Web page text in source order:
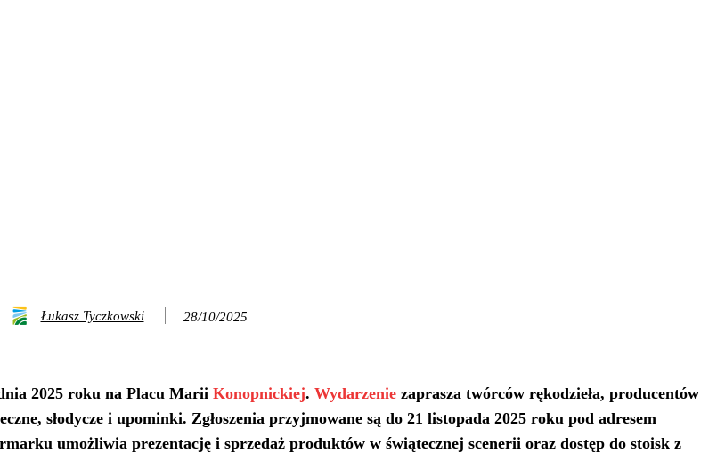
Łukasz Tyczkowski 28/10/2025
2025 roku na Placu Marii Konopnickiej. Wydarzenie zaprasza twórców rękodzieła, producentów
słodycze i upominki. Zgłoszenia przyjmowane są do 21 listopada 2025 roku pod adresem
umożliwia prezentację i sprzedaż produktów w świątecznej scenerii oraz dostęp do stoisk z